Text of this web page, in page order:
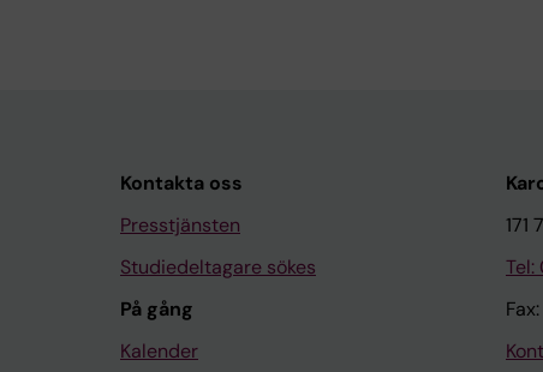
Kontakta oss
Presstjänsten
Studiedeltagare sökes
På gång
Kalender
171